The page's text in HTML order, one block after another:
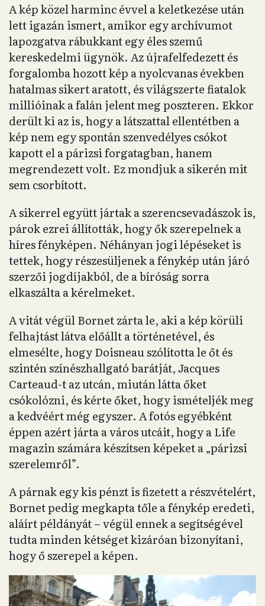
A kép közel harminc évvel a keletkezése után
lett igazán ismert, amikor egy archívumot
lapozgatva rábukkant egy éles szemű
kereskedelmi ügynök. Az újrafelfedezett és
forgalomba hozott kép a nyolcvanas években
hatalmas sikert aratott, és világszerte fiatalok
millióinak a falán jelent meg poszteren. Ekkor
derült ki az is, hogy a látszattal ellentétben a
kép nem egy spontán szenvedélyes csókot
kapott el a párizsi forgatagban, hanem
megrendezett volt. Ez mondjuk a sikerén mit
sem csorbított.
A sikerrel együtt jártak a szerencsevadászok is,
párok ezrei állították, hogy ők szerepelnek a
híres fényképen. Néhányan jogi lépéseket is
tettek, hogy részesüljenek a fénykép után járó
szerzői jogdíjakból, de a bíróság sorra
elkaszálta a kérelmeket.
A vitát végül Bornet zárta le, aki a kép körüli
felhajtást látva előállt a történetével, és
elmesélte, hogy Doisneau szólította le őt és
szintén színészhallgató barátját, Jacques
Carteaud-t az utcán, miután látta őket
csókolózni, és kérte őket, hogy ismételjék meg
a kedvéért még egyszer. A fotós egyébként
éppen azért járta a város utcáit, hogy a Life
magazin számára készítsen képeket a „párizsi
szerelemről”.
A párnak egy kis pénzt is fizetett a részvételért,
Bornet pedig megkapta tőle a fénykép eredeti,
aláírt példányát – végül ennek a segítségével
tudta minden kétséget kizáróan bizonyítani,
hogy ő szerepel a képen.